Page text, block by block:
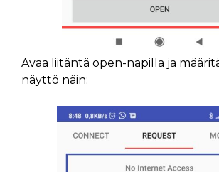
Avaa liitäntä open-napilla ja
näyttö näin: